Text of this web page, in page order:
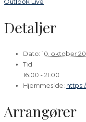
Detaljer
Dato: 10. oktober
Tid
16:00 - 21:00
Hjemmeside:
Arrangører